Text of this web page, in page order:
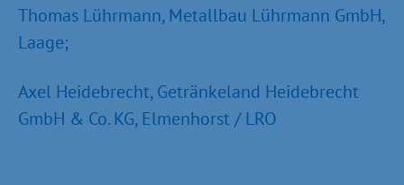
Thomas Lührmann, Metallbau Lührmann GmbH,
Laage;
Axel Heidebrecht, Getränkeland Heidebrecht
GmbH & Co. KG, Elmenhorst / LRO